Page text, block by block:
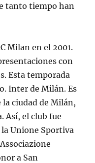
tanto tiempo han
Milan en el 2001.
con
Esta temporada
Inter de Milán. Es
ciudad de Milán,
Así, el club fue
Unione Sportiva
a San